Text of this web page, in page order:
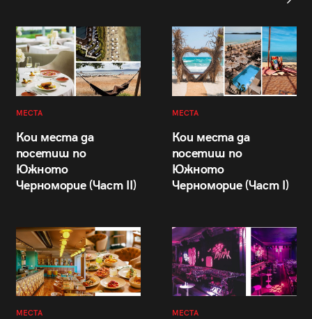
МЕСТА
Кои места да
посетиш по
Южното
Черноморие (Част II)
МЕСТА
Кои места да
посетиш по
Южното
Черноморие (Част I)
МЕСТА МЕСТА